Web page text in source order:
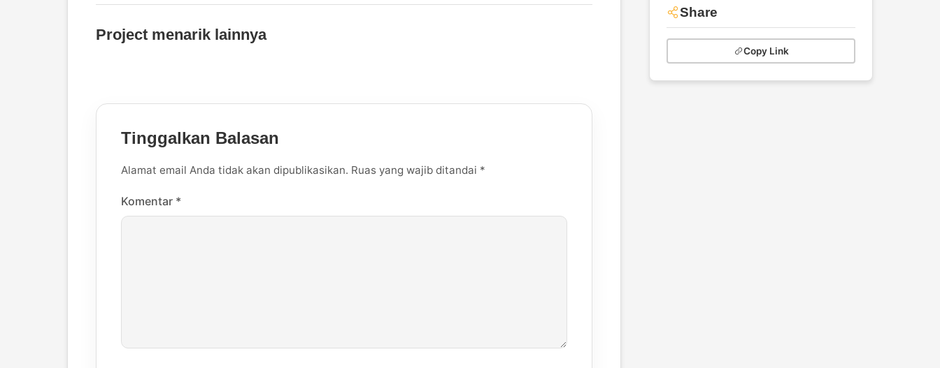
Project menarik lainnya
Tinggalkan Balasan
Alamat email Anda tidak akan dipublikasikan. Ruas yang wajib ditandai *
Komentar *
Share
Copy Link